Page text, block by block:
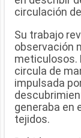
circulación
Su trabajo
observación
meticulosos.
circula de
impulsada
generaba en
tejidos.